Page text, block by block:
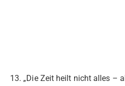
13. „Die Zeit heilt nicht alles –